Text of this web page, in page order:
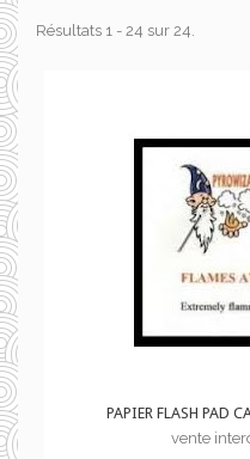
Résultats 1 - 24 sur 24.
PAPIER FLASH PAD
vente